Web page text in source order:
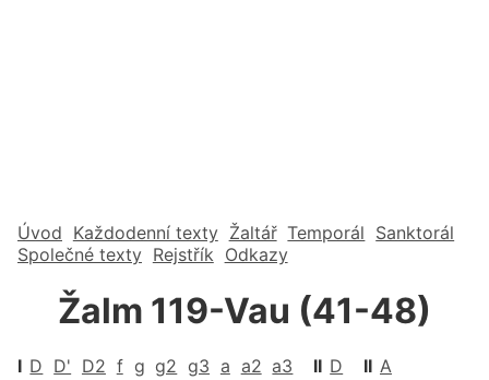
Úvod Každodenní texty Žaltář Temporál Sanktorál
Společné texty Rejstřík Odkazy
Žalm 119-Vau (41-48)
I D D' D2 f g g2 g3 a a2 a3 II D II A